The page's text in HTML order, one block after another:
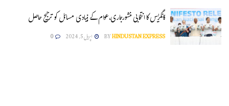
کانگریس کا انتخابی منشورجاری،عوام کے بنیادی مسائل کو ترجیح حاصل
BYHINDUSTAN EXPRESS اپریل 5, 2024 0